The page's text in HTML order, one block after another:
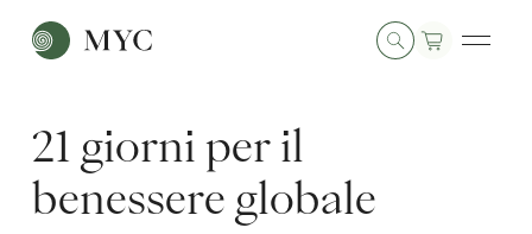
21 giorni per il
benessere globale